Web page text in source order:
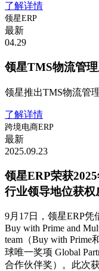
了解详情
领星ERP
最新
04.29
领星TMS物流管理
领星推出TMS物流管
了解详情
跨境电商ERP
最新
2025.09.23
领星ERP荣获
行业领导地位获权
9月17日，领星ERP
Buy with Prime and
team（Buy with
球唯一奖项 Global
合作伙伴奖）。此次